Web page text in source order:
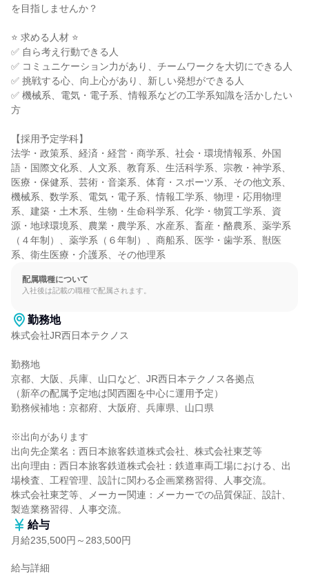
を目指しませんか？
⭐ 求める人材 ⭐
✅ 自ら考え行動できる人
✅ コミュニケーション力があり、チームワークを大切にできる人
✅ 挑戦する心、向上心があり、新しい発想ができる人
✅ 機械系、電気・電子系、情報系などの工学系知識を活かしたい
方
【採用予定学科】
法学・政策系、経済・経営・商学系、社会・環境情報系、外国
語・国際文化系、人文系、教育系、生活科学系、宗教・神学系、
医療・保健系、芸術・音楽系、体育・スポーツ系、その他文系、
機械系、数学系、電気・電子系、情報工学系、物理・応用物理
系、建築・土木系、生物・生命科学系、化学・物質工学系、資
源・地球環境系、農業・農学系、水産系、畜産・酪農系、薬学系
（４年制）、薬学系（６年制）、商船系、医学・歯学系、獣医
系、衛生医療・介護系、その他理系
配属職種について
入社後は記載の職種で配属されます。
勤務地
株式会社JR西日本テクノス
勤務地
京都、大阪、兵庫、山口など、JR西日本テクノス各拠点
（新卒の配属予定地は関西圏を中心に運用予定）
勤務候補地：京都府、大阪府、兵庫県、山口県
※出向があります
出向先企業名：西日本旅客鉄道株式会社、株式会社東芝等
出向理由：西日本旅客鉄道株式会社：鉄道車両工場における、出
場検査、工程管理、設計に関わる企画業務習得、人事交流。
株式会社東芝等、メーカー関連：メーカーでの品質保証、設計、
製造業務習得、人事交流。
給与
月給235,500円～283,500円
給与詳細